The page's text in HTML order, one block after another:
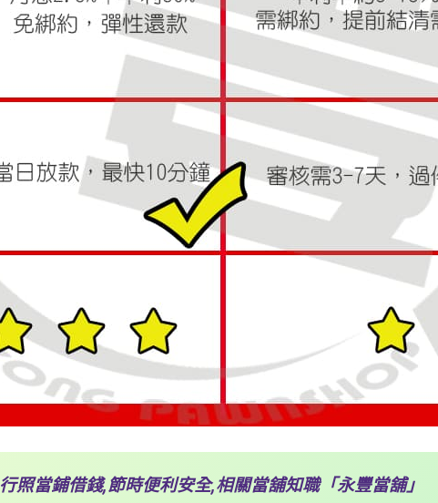
行照當鋪借錢,節時便利安全,相關當舖知職「永豐當舖」